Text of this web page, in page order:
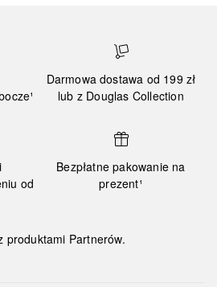
Darmowa dostawa od 199 zł
lub z Douglas Collection
od
Bezpłatne pakowanie na
prezent¹
produktami Partnerów.